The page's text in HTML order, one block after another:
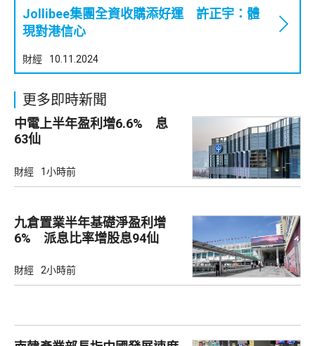
Jollibee集團全資收購添好運 許正宇：體
現對港信心
財經 10.11.2024
更多即時新聞
中電上半年盈利增6.6% 息
63仙
財經 1小時前
九倉置業半年基礎淨盈利增
6% 派息比率增股息94仙
財經 2小時前